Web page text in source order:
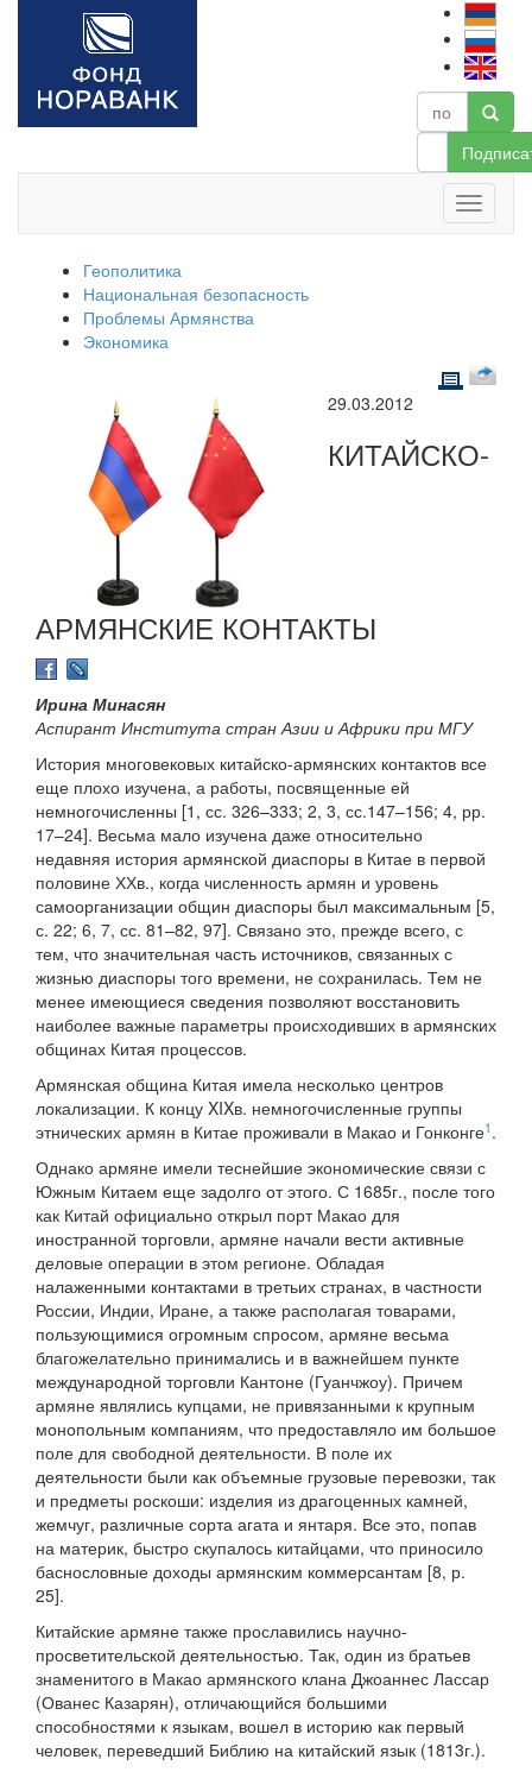
Геополитика
Национальная безопасность
Проблемы Армянства
Экономика
29.03.2012
КИТАЙСКО-
АРМЯНСКИЕ КОНТАКТЫ
Ирина Минасян
Аспирант Института стран Азии и Африки при МГУ
История многовековых китайско-армянских контактов все
еще плохо изучена, а работы, посвященные ей
немногочисленны [1, сс. 326–333; 2, 3, сс.147–156; 4, рр.
17–24]. Весьма мало изучена даже относительно
недавняя история армянской диаспоры в Китае в первой
половине ХХв., когда численность армян и уровень
самоорганизации общин диаспоры был максимальным [5,
с. 22; 6, 7, сс. 81–82, 97]. Связано это, прежде всего, с
тем, что значительная часть источников, связанных с
жизнью диаспоры того времени, не сохранилась. Тем не
менее имеющиеся сведения позволяют восстановить
наиболее важные параметры происходивших в армянских
общинах Китая процессов.
Армянская община Китая имела несколько центров
локализации. К концу XIXв. немногочисленные группы
этнических армян в Китае проживали в Макао и Гонконге1 .
Однако армяне имели теснейшие экономические связи с
Южным Китаем еще задолго от этого. С 1685г., после того
как Китай официально открыл порт Макао для
иностранной торговли, армяне начали вести активные
деловые операции в этом регионе. Обладая
налаженными контактами в третьих странах, в частности
России, Индии, Иране, а также располагая товарами,
пользующимися огромным спросом, армяне весьма
благожелательно принимались и в важнейшем пункте
международной торговли Кантоне (Гуанчжоу). Причем
армяне являлись купцами, не привязанными к крупным
монопольным компаниям, что предоставляло им большое
поле для свободной деятельности. В поле их
деятельности были как объемные грузовые перевозки, так
и предметы роскоши: изделия из драгоценных камней,
жемчуг, различные сорта агата и янтаря. Все это, попав
на материк, быстро скупалось китайцами, что приносило
баснословные доходы армянским коммерсантам [8, р.
25].
Китайские армяне также прославились научно-
просветительской деятельностью. Так, один из братьев
знаменитого в Макао армянского клана Джоаннес Лассар
(Ованес Казарян), отличающийся большими
способностями к языкам, вошел в историю как первый
человек, переведший Библию на китайский язык (1813г.).